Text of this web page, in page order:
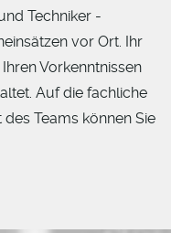
Techniker -
vor Ort. Ihr
Vorkenntnissen
Auf die fachliche
Teams können Sie